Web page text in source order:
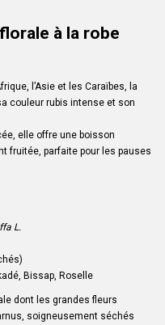
à la robe
l’Asie et les Caraïbes, la
couleur rubis intense et son
elle offre une boisson
fruitée, parfaite pour les pauses
L.
Bissap, Roselle
dont les grandes fleurs
soigneusement séchés